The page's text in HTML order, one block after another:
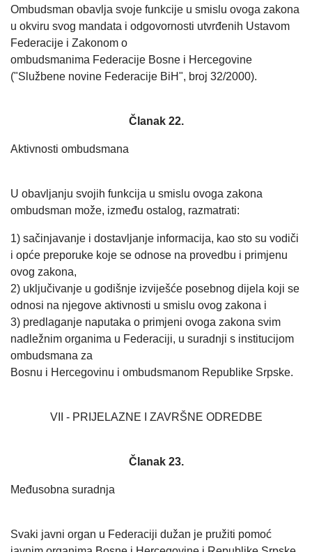
Ombudsman obavlja svoje funkcije u smislu ovoga zakona
u okviru svog mandata i odgovornosti utvrđenih Ustavom
Federacije i Zakonom o
ombudsmanima Federacije Bosne i Hercegovine
("Službene novine Federacije BiH", broj 32/2000).
Članak 22.
Aktivnosti ombudsmana
U obavljanju svojih funkcija u smislu ovoga zakona
ombudsman može, između ostalog, razmatrati:
1) sačinjavanje i dostavljanje informacija, kao sto su vodiči
i opće preporuke koje se odnose na provedbu i primjenu
ovog zakona,
2) uključivanje u godišnje izviješće posebnog dijela koji se
odnosi na njegove aktivnosti u smislu ovog zakona i
3) predlaganje naputaka o primjeni ovoga zakona svim
nadležnim organima u Federaciji, u suradnji s institucijom
ombudsmana za
Bosnu i Hercegovinu i ombudsmanom Republike Srpske.
VII - PRIJELAZNE I ZAVRŠNE ODREDBE
Članak 23.
Međusobna suradnja
Svaki javni organ u Federaciji dužan je pružiti pomoć